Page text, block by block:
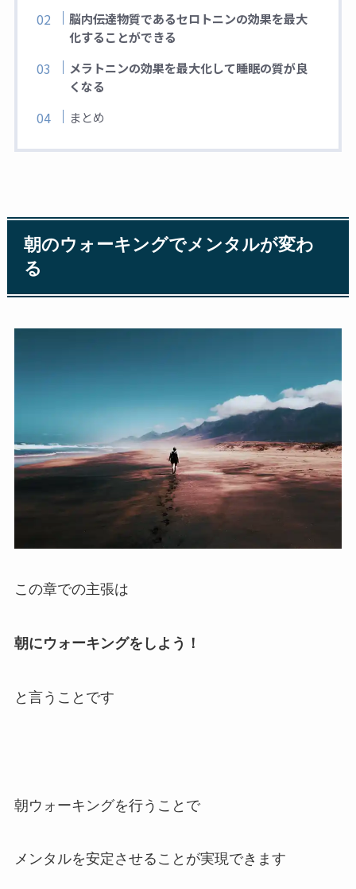
脳内伝達物質であるセロトニンの効果を最大
化することができる
メラトニンの効果を最大化して睡眠の質が良
くなる
まとめ
朝のウォーキングでメンタルが変わ
る
この章での主張は
朝にウォーキングをしよう！
と言うことです
朝ウォーキングを行うことで
メンタルを安定させることが実現できます